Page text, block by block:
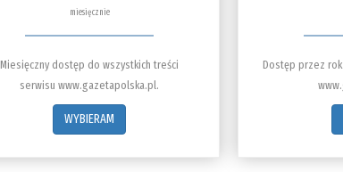
miesięcznie
Miesięczny dostęp do wszystkich treści
serwisu www.gazetapolska.pl.
WYBIERAM
Dostęp przez